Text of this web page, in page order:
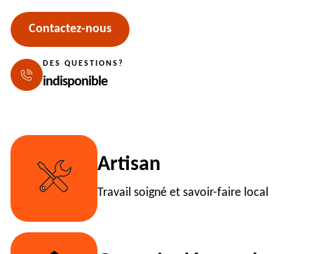
Contactez-nous
DES QUESTIONS?
indisponible
Artisan
Travail soigné et savoir-faire local